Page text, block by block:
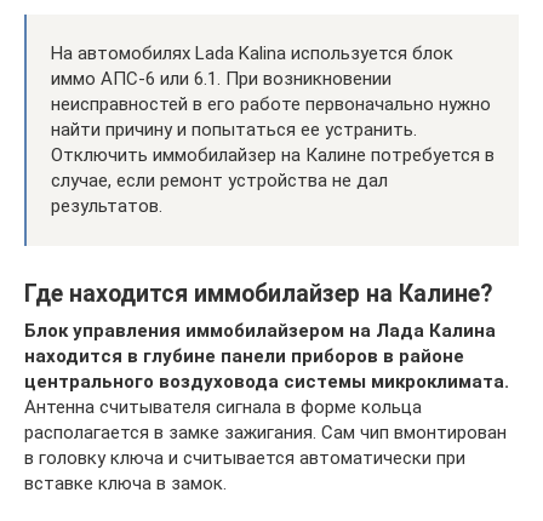
На автомобилях Lada Kalina используется блок
иммо АПС-6 или 6.1. При возникновении
неисправностей в его работе первоначально нужно
найти причину и попытаться ее устранить.
Отключить иммобилайзер на Калине потребуется в
случае, если ремонт устройства не дал
результатов.
Где находится иммобилайзер на Калине?
Блок управления иммобилайзером на Лада Калина
находится в глубине панели приборов в районе
центрального воздуховода системы микроклимата.
Антенна считывателя сигнала в форме кольца
располагается в замке зажигания. Сам чип вмонтирован
в головку ключа и считывается автоматически при
вставке ключа в замок.